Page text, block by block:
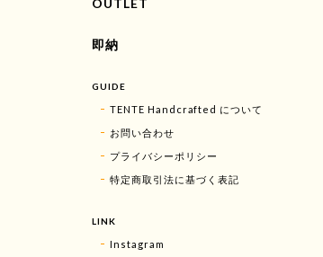
即納
GUIDE
TENTE Handcrafted について
お問い合わせ
プライバシーポリシー
特定商取引法に基づく表記
LINK
Instagram